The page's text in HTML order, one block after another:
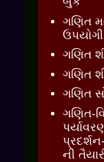
ગણિત
ગણિત
ગણિત
ગણિત
ગણિત-
ની